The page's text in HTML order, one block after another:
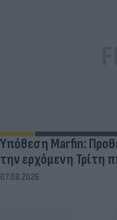
Υπόθεση Marfin:
την ερχόμενη Τρίτη
07.08.2026